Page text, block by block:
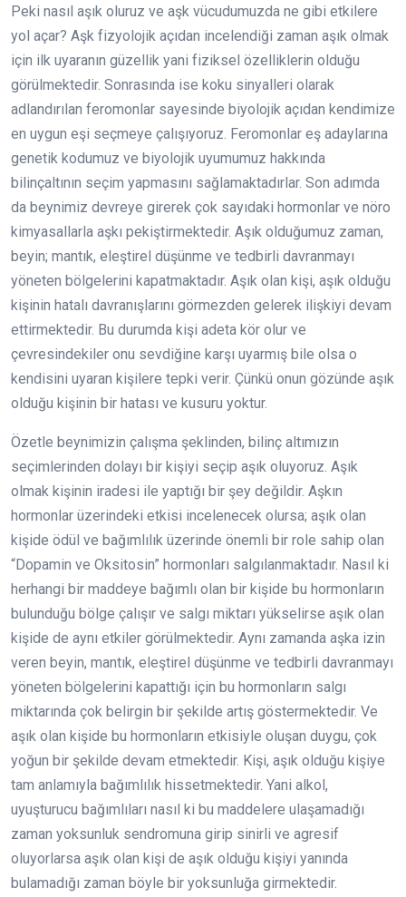
Peki nasıl aşık oluruz ve aşk vücudumuzda ne gibi etkilere
yol açar? Aşk fizyolojik açıdan incelendiği zaman aşık olmak
için ilk uyaranın güzellik yani fiziksel özelliklerin olduğu
görülmektedir. Sonrasında ise koku sinyalleri olarak
adlandırılan feromonlar sayesinde biyolojik açıdan kendimize
en uygun eşi seçmeye çalışıyoruz. Feromonlar eş adaylarına
genetik kodumuz ve biyolojik uyumumuz hakkında
bilinçaltının seçim yapmasını sağlamaktadırlar. Son adımda
da beynimiz devreye girerek çok sayıdaki hormonlar ve nöro
kimyasallarla aşkı pekiştirmektedir. Aşık olduğumuz zaman,
beyin; mantık, eleştirel düşünme ve tedbirli davranmayı
yöneten bölgelerini kapatmaktadır. Aşık olan kişi, aşık olduğu
kişinin hatalı davranışlarını görmezden gelerek ilişkiyi devam
ettirmektedir. Bu durumda kişi adeta kör olur ve
çevresindekiler onu sevdiğine karşı uyarmış bile olsa o
kendisini uyaran kişilere tepki verir. Çünkü onun gözünde aşık
olduğu kişinin bir hatası ve kusuru yoktur.
Özetle beynimizin çalışma şeklinden, bilinç altımızın
seçimlerinden dolayı bir kişiyi seçip aşık oluyoruz. Aşık
olmak kişinin iradesi ile yaptığı bir şey değildir. Aşkın
hormonlar üzerindeki etkisi incelenecek olursa; aşık olan
kişide ödül ve bağımlılık üzerinde önemli bir role sahip olan
“Dopamin ve Oksitosin” hormonları salgılanmaktadır. Nasıl ki
herhangi bir maddeye bağımlı olan bir kişide bu hormonların
bulunduğu bölge çalışır ve salgı miktarı yükselirse aşık olan
kişide de aynı etkiler görülmektedir. Aynı zamanda aşka izin
veren beyin, mantık, eleştirel düşünme ve tedbirli davranmayı
yöneten bölgelerini kapattığı için bu hormonların salgı
miktarında çok belirgin bir şekilde artış göstermektedir. Ve
aşık olan kişide bu hormonların etkisiyle oluşan duygu, çok
yoğun bir şekilde devam etmektedir. Kişi, aşık olduğu kişiye
tam anlamıyla bağımlılık hissetmektedir. Yani alkol,
uyuşturucu bağımlıları nasıl ki bu maddelere ulaşamadığı
zaman yoksunluk sendromuna girip sinirli ve agresif
oluyorlarsa aşık olan kişi de aşık olduğu kişiyi yanında
bulamadığı zaman böyle bir yoksunluğa girmektedir.